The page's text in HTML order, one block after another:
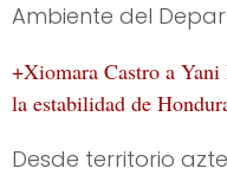
Ambiente del
+Xiomara Castro a
la estabilidad de
Desde territorio